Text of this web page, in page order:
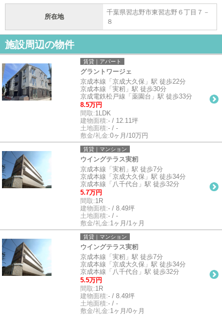
所在地
千葉県習志野市東習志野６丁目７－
８
施設周辺の物件
賃貸｜アパート
グラントワージェ
京成本線「京成大久保」駅 徒歩22分
京成本線「実籾」駅 徒歩30分
京成電鉄松戸線「薬園台」駅 徒歩33分
8.5万円
間取:1LDK
建物面積:- / 12.11坪
土地面積:- / -
敷金/礼金:0ヶ月/10万円
賃貸｜マンション
ウイングテラス実籾
京成本線「実籾」駅 徒歩7分
京成本線「京成大久保」駅 徒歩34分
京成本線「八千代台」駅 徒歩32分
5.7万円
間取:1R
建物面積:- / 8.49坪
土地面積:- / -
敷金/礼金:1ヶ月/1ヶ月
賃貸｜マンション
ウイングテラス実籾
京成本線「実籾」駅 徒歩7分
京成本線「京成大久保」駅 徒歩34分
京成本線「八千代台」駅 徒歩32分
5.5万円
間取:1R
建物面積:- / 8.49坪
土地面積:- / -
敷金/礼金:1ヶ月/0ヶ月